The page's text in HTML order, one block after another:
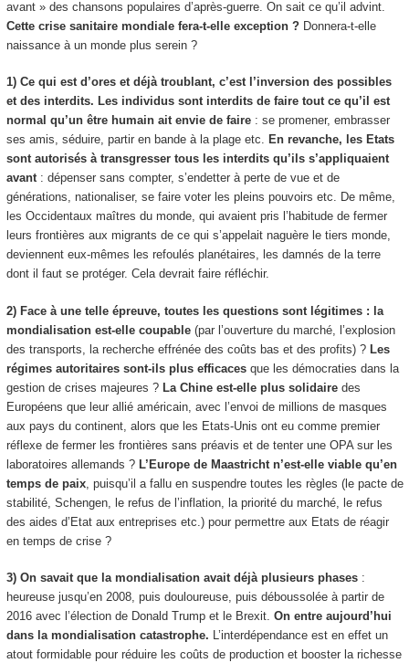
avant » des chansons populaires d’après-guerre. On sait ce qu’il advint.
Cette crise sanitaire mondiale fera-t-elle exception ? Donnera-t-elle
naissance à un monde plus serein ?
1) Ce qui est d’ores et déjà troublant, c’est l’inversion des possibles
et des interdits. Les individus sont interdits de faire tout ce qu’il est
normal qu’un être humain ait envie de faire: se promener, embrasser
ses amis, séduire, partir en bande à la plage etc. En revanche, les Etats
sont autorisés à transgresser tous les interdits qu’ils s’appliquaient
avant: dépenser sans compter, s’endetter à perte de vue et de
générations, nationaliser, se faire voter les pleins pouvoirs etc. De même,
les Occidentaux maîtres du monde, qui avaient pris l’habitude de fermer
leurs frontières aux migrants de ce qui s’appelait naguère le tiers monde,
deviennent eux-mêmes les refoulés planétaires, les damnés de la terre
dont il faut se protéger. Cela devrait faire réfléchir.
2) Face à une telle épreuve, toutes les questions sont légitimes : la
mondialisation est-elle coupable(par l’ouverture du marché, l’explosion
des transports, la recherche effrénée des coûts bas et des profits) ? Les
régimes autoritaires sont-ils plus efficaces que les démocraties dans la
gestion de crises majeures ? La Chine est-elle plus solidairedes
Européens que leur allié américain, avec l’envoi de millions de masques
aux pays du continent, alors que les Etats-Unis ont eu comme premier
réflexe de fermer les frontières sans préavis et de tenter une OPA sur les
laboratoires allemands ? L’Europe de Maastricht n’est-elle viable qu’en
temps de paix, puisqu’il a fallu en suspendre toutes les règles (le pacte de
stabilité, Schengen, le refus de l’inflation, la priorité du marché, le refus
des aides d’Etat aux entreprises etc.) pour permettre aux Etats de réagir
en temps de crise ?
3) On savait que la mondialisation avait déjà plusieurs phases:
heureuse jusqu’en 2008, puis douloureuse, puis déboussolée à partir de
2016 avec l’élection de Donald Trump et le Brexit. On entre aujourd’hui
dans la mondialisation catastrophe. L’interdépendance est en effet un
atout formidable pour réduire les coûts de production et booster la richesse